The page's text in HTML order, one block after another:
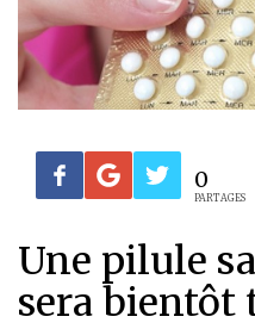
0
PARTAGES
Une pilule
sera bientôt